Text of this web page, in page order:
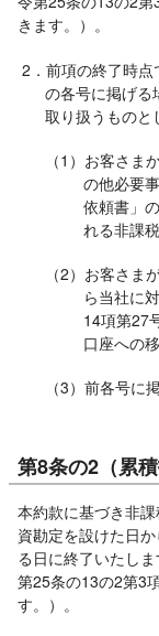
きます。）。
2．前項の終了時
の各号に掲げる
取り扱うものと
（1）お客さま
の他必要
依頼書」
れる非課
（2）お客さま
ら当社に
14項第27
口座への
（3）前各号に
第8条の2（累
本約款に基づき非
資勘定を設けた日
る日に終了いたし
第25条の13の2第3
す。）。